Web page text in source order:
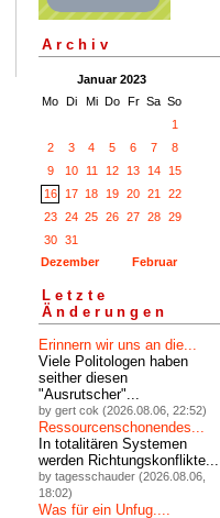
Archiv
Januar 2023
Mo Di Mi Do Fr Sa So
1
2
3 4 5 6 7
8
9
10 11 12 13 14
15
16
17 18 19 20 21
22
23
24 25 26 27 28
29
30
31
Dezember
Februar
Letzte
Änderungen
Erinnern wir uns an die...
Viele Politologen haben
seither diesen
"Ausrutscher"...
by gert cok (2026.08.06, 22:52)
Ressourcenschonendes...
In totalitären Systemen
werden Richtungskonflikte...
by tagesschauder (2026.08.06,
18:02)
Was für ein Unfug....